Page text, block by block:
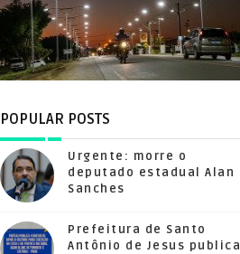
POPULAR POSTS
Urgente: morre o
deputado estadual Alan
Sanches
Prefeitura de Santo
Antônio de Jesus publica